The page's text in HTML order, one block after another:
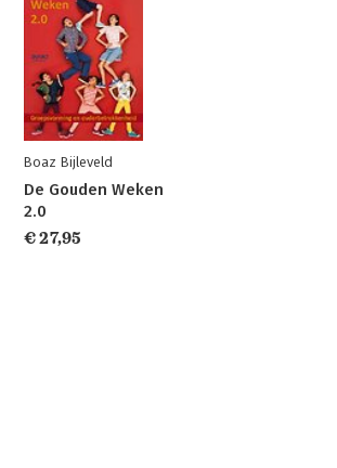
Boaz Bijleveld
De Gouden Weken
2.0
€ 27,95